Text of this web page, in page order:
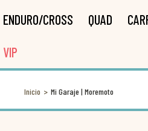
ENDURO/CROSS QUAD
VIP
Inicio Mi Garaje | Moremoto